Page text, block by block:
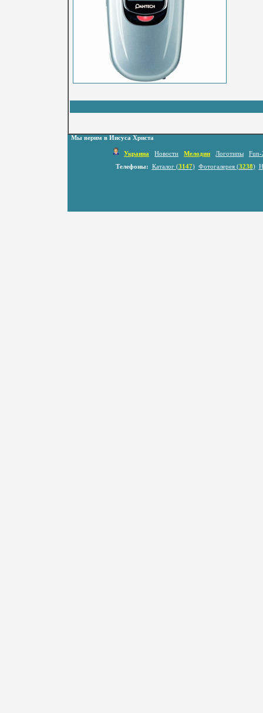
Мы верим в Иисуса Христа
Украина Новости Мелодии Логотипы
Fun-
Телефоны:
Каталог (3147) Фотогалерея (3238)